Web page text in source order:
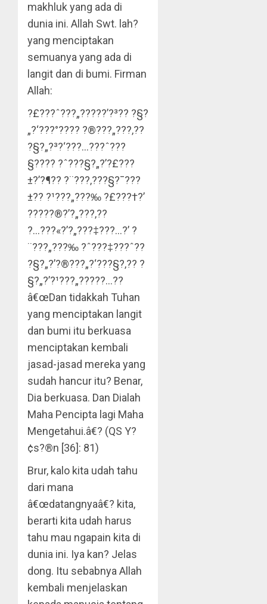
makhluk yang ada di
dunia ini. Allah Swt. lah?
yang menciptakan
semuanya yang ada di
langit dan di bumi. Firman
Allah:
?£???ˆ???„?????’?³?? ?§?
„?‘???°???? ?®???„???‚??
?§?„?³?‘???…???ˆ???
§???? ?ˆ???§?„?’?£???
±?’?¶?? ?¨???‚???§?¯???
±?? ?¹???„???‰ ?£???†?’
?????®?’?„???‚??
?…???«?’?„???‡???…?’ ?
¨???„???‰ ?ˆ???‡???ˆ??
?§?„?’?®???„?‘???§?‚?? ?
§?„?’?¹???„?????…??
â€œDan tidakkah Tuhan
yang menciptakan langit
dan bumi itu berkuasa
menciptakan kembali
jasad-jasad mereka yang
sudah hancur itu? Benar,
Dia berkuasa. Dan Dialah
Maha Pencipta lagi Maha
Mengetahui.â€? (QS Y?
¢s?®n [36]: 81)
Brur, kalo kita udah tahu
dari mana
â€œdatangnyaâ€? kita,
berarti kita udah harus
tahu mau ngapain kita di
dunia ini. Iya kan? Jelas
dong. Itu sebabnya Allah
kembali menjelaskan